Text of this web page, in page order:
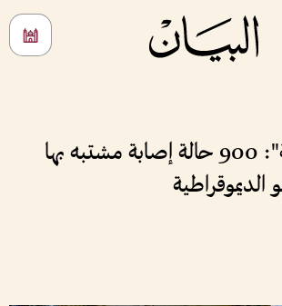
"الصحة العالمية": 900 حالة إصابة مشتبه بها
الديموقراطية